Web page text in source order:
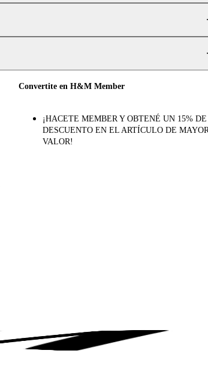
Convertite en H&M Member
¡HACETE MEMBER Y OBTENÉ UN 15% DE
DESCUENTO EN EL ARTÍCULO DE
VALOR!